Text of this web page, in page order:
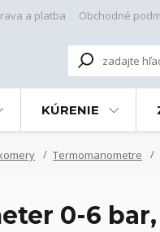
a platba Obchodné
KÚRENIE
Termomanometre
0-6